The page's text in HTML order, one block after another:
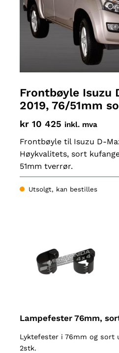
Frontbøyle Isuzu
2019, 76/51mm
kr 10 425 inkl. mva
Frontbøyle til Isuzu D-
Høykvalitets, sort
51mm tverrør.
Utsolgt, kan bestilles
Lampefester 76mm,
Lyktefester i 76mm og sort
2stk.